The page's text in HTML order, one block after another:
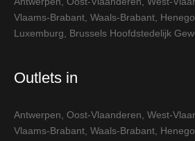
Vlaams-Brabant, Waals-Brabant,
Luxemburg, Brussels Hoofdstedelijk
Outlets in
Antwerpen, Oost-Vlaanderen, West-
Vlaams-Brabant, Waals-Brabant,